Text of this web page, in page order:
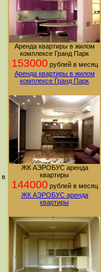
в
Аренда квартиры в жилом
комплексе Гранд Парк
153000рублей в месяц
Аренда квартиры в жилом
комплексе Гранд Парк
ЖК АЭРОБУС аренда
квартиры
144000рублей в месяц
ЖК АЭРОБУС аренда
квартиры